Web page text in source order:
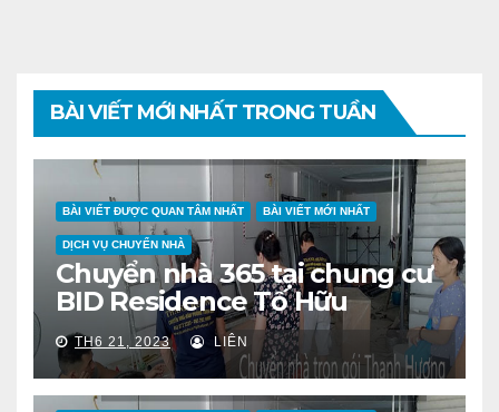
BÀI VIẾT MỚI NHẤT TRONG TUẦN
BÀI VIẾT ĐƯỢC QUAN TÂM NHẤT BÀI VIẾT MỚI NHẤT
DỊCH VỤ CHUYỂN NHÀ
Chuyển nhà 365 tại chung cư
BID Residence Tố Hữu
TH6 21, 2023 LIÊN